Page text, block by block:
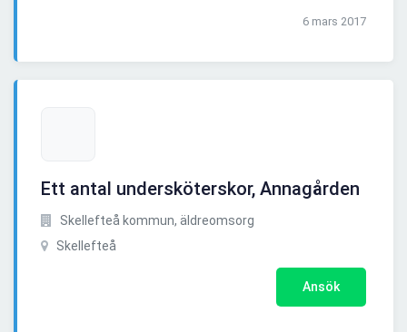
6 mars 2017
Ett antal undersköterskor, Annagården
Skellefteå kommun, äldreomsorg
Skellefteå
Ansök